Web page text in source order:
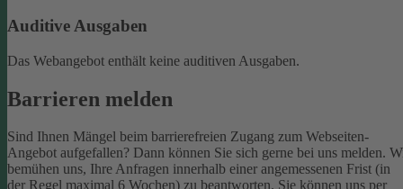
Auditive Ausgaben
Das Webangebot enthält keine auditiven Ausgaben.
Barrieren melden
Sind Ihnen Mängel beim barrierefreien Zugang zum Webseiten-
Angebot aufgefallen? Dann können Sie sich gerne bei uns melden.
bemühen uns, Ihre Anfragen innerhalb einer angemessenen Frist (in
der Regel maximal 6 Wochen) zu beantworten. Sie können uns per